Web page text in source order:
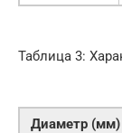
Таблица 3:
Диаметр (мм)